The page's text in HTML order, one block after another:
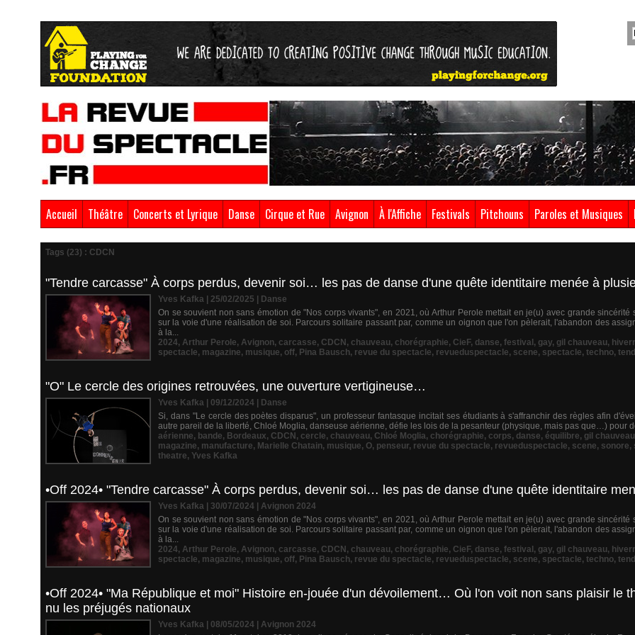
Accueil Théâtre Concerts et Lyrique Danse Cirque et Rue Avignon À l'Affiche Festivals Pitchouns Paroles et Musiques
Tags (23) : CDCN
"Tendre carcasse" À corps perdus, devenir soi… les pas de danse d'une quête identitaire menée à
Yves Kafka | 25/02/2025
Danse
On se souvient non sans émotion de "Nos corps vivants", en 2021, où Arthur Perole mettait en je(u) avec grande sincérité
sur la voie d'une réalisation de soi. Parcours solitaire passant par, comme un oignon que l'on pèlerait, l'abandon des
à la...
2024, Arthur Perole, Avignon, carcasse, CDCN , chauveau, chorégraphie, CieF, danse, festival , gay, gil chauveau,
spectacle, magazine, musique, off, Pina Bausch, revue du spectacle, revueduspectacle, scene, spectacle, techno,
"O" Le cercle des origines retrouvées, une ouverture vertigineuse…
Yves Kafka | 09/12/2024
Danse
Si, dans "Le cercle des poètes disparus", un professeur fantasque incitait ses étudiants à s'affranchir des règles afin
autre pareil de la liberté, Chloé Moglia, danseuse aérienne, défie les lois de la pesanteur (physique, mais pas que…) pour
aérienne, bande, Bordeaux, CDCN , cercle, chauveau, Chloé Moglia, chorégraphie, corps, danse, équilibre, gil chauveau
magazine, manufacture, Marielle Chatain, musique, O, penseur, revue du spectacle, revueduspectacle, scene, sonore,
theatre, Yves Kafka
•Off 2024• "Tendre carcasse" À corps perdus, devenir soi… les pas de danse d'une quête identitaire
Yves Kafka | 30/07/2024
Avignon 2024
On se souvient non sans émotion de "Nos corps vivants", en 2021, où Arthur Perole mettait en je(u) avec grande sincérité
sur la voie d'une réalisation de soi. Parcours solitaire passant par, comme un oignon que l'on pèlerait, l'abandon des
à la...
2024, Arthur Perole, Avignon, carcasse, CDCN , chauveau, chorégraphie, CieF, danse, festival , gay, gil chauveau,
spectacle, magazine, musique, off, Pina Bausch, revue du spectacle, revueduspectacle, scene, spectacle, techno,
•Off 2024• "Ma République et moi" Histoire en-jouée d'un dévoilement… Où l'on voit non sans plaisir le
nu les préjugés nationaux
Yves Kafka | 08/05/2024
Avignon 2024